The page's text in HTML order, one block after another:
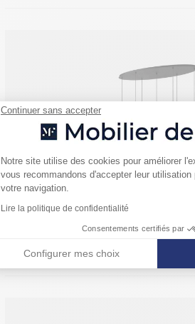
Continuer sans accepter
Plateforme de Gestion
Notre site utilise des cookies pour améliorer
vous recommandons d'accepter leur utilisation
votre navigation.
Lire la politique de confidentialité
Consentements certifiés par
Configurer mes choix
Axeptio consent
ELOISE